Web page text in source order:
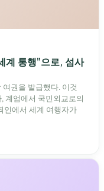
계 통행"으로, 섬사
권을 발급했다. 이것
계엄에서 국민외교로의
인에서 세계 여행자가